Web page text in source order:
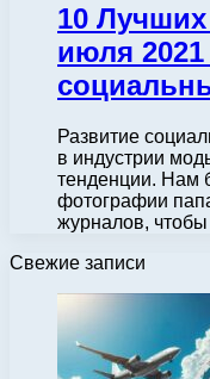
10
июля
Развитие
в индустрии
тенденции. Нам
фотографии
журналов,
Свежие записи